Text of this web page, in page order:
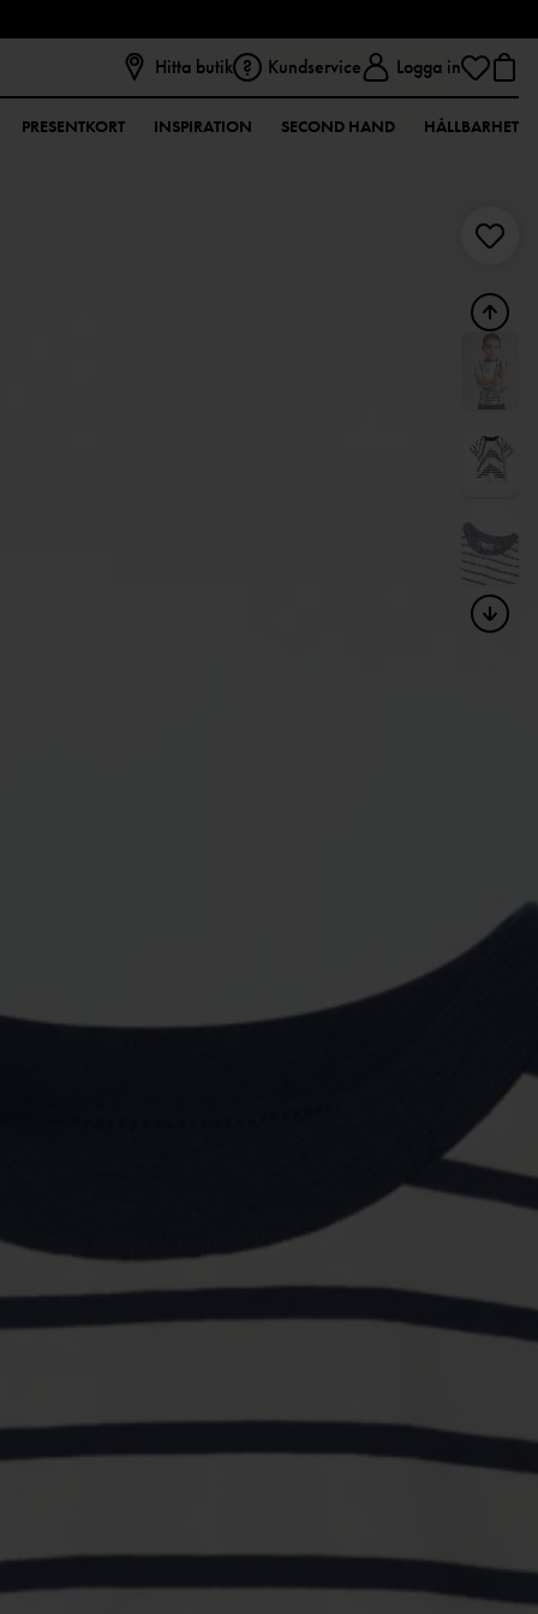
Hitta butik Kundservice Logga in
PRESENTKORT INSPIRATION SECOND HAND HÅLLBARHET